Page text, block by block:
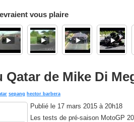
vous plaire
Qatar de Mike Di
sepang hector barbera
Publié le 17 mars 2015 à 20h18
Les tests de pré-saison MotoGP